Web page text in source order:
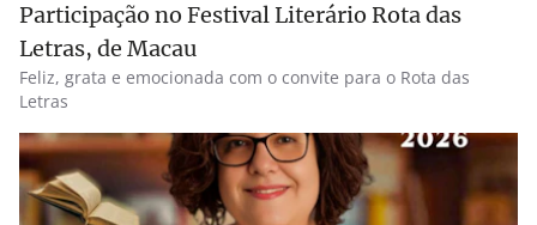
Participação no Festival Literário Rota das
Letras, de Macau
Feliz, grata e emocionada com o convite para o Rota das
Letras